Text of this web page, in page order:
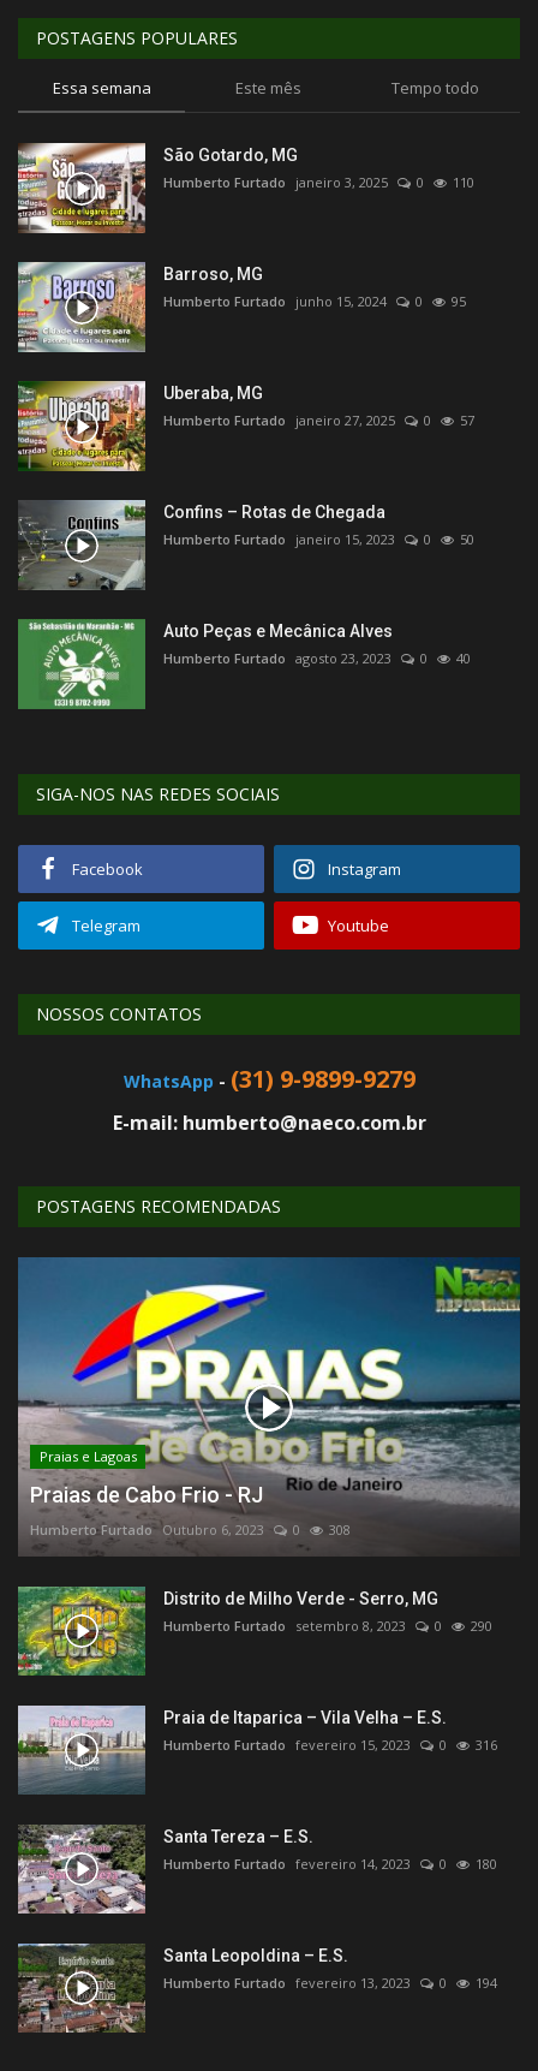
POSTAGENS POPULARES
Essa semana Este mês Tempo todo
São Gotardo, MG
Humberto Furtado janeiro 3, 2025 0 110
Barroso, MG
Humberto Furtado junho 15, 2024 0 95
Uberaba, MG
Humberto Furtado janeiro 27, 2025 0 57
Confins – Rotas de Chegada
Humberto Furtado janeiro 15, 2023 0 50
Auto Peças e Mecânica Alves
Humberto Furtado agosto 23, 2023 0 40
SIGA-NOS NAS REDES SOCIAIS
Facebook Instagram
Telegram Youtube
NOSSOS CONTATOS
WhatsApp - (31) 9-9899-9279
E-mail: humberto@naeco.com.br
POSTAGENS RECOMENDADAS
Praias e Lagoas
Praias de Cabo Frio - RJ
Humberto Furtado Outubro 6, 2023 0 308
Distrito de Milho Verde - Serro, MG
Humberto Furtado setembro 8, 2023 0 290
Praia de Itaparica – Vila Velha – E.S.
Humberto Furtado fevereiro 15, 2023 0 316
Santa Tereza – E.S.
Humberto Furtado fevereiro 14, 2023 0 180
Santa Leopoldina – E.S.
Humberto Furtado fevereiro 13, 2023 0 194